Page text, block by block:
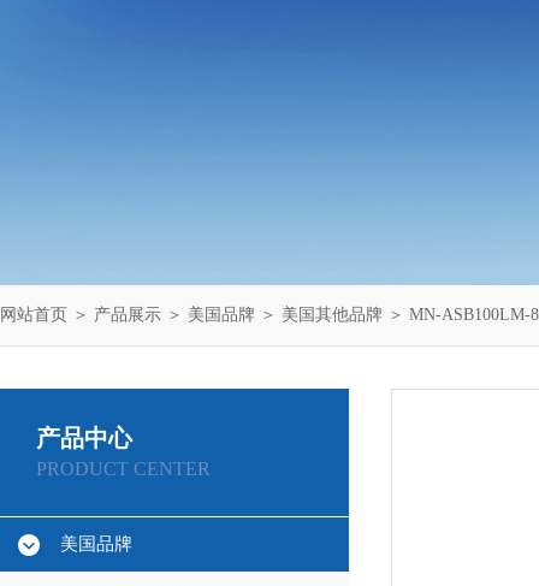
网站首页 ＞ 产品展示 ＞ 美国品牌 ＞ 美国其他品牌 ＞ MN-ASB100LM-
产品中心
PRODUCT CENTER
美国品牌